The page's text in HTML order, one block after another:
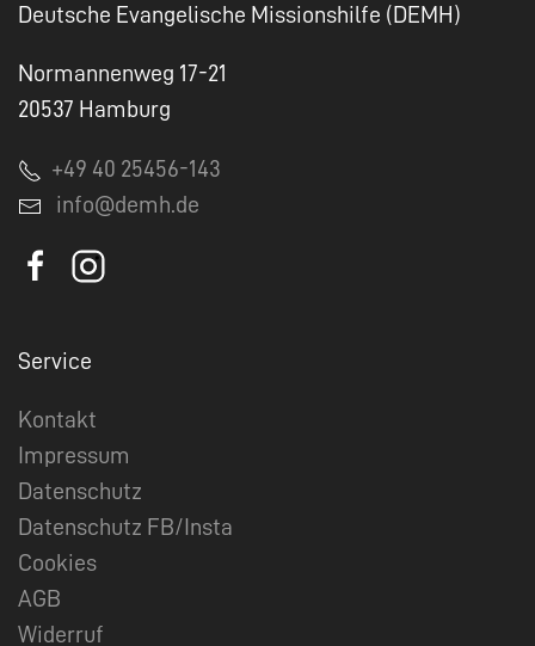
Deutsche Evangelische Missionshilfe (DEMH)
Normannenweg 17-21
20537 Hamburg
+49 40 25456-143
info@demh.de
Service
Kontakt
Impressum
Datenschutz
Datenschutz FB/Insta
Cookies
AGB
Widerruf